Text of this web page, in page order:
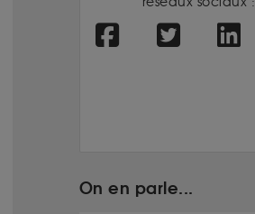
On en parle...